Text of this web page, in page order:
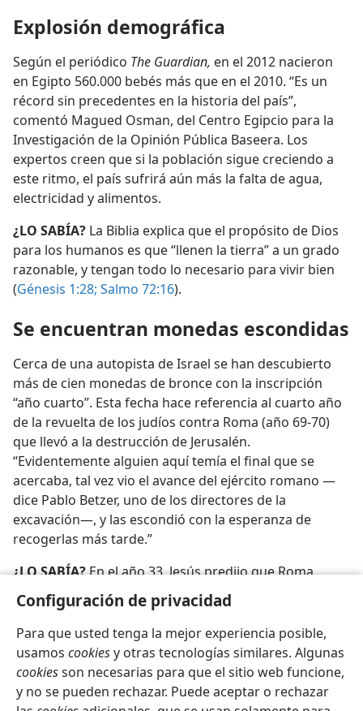
Configuración de privacidad
Para que usted tenga la mejor experiencia posible,
usamos cookiesy otras tecnologías similares. Algunas
cookiesson necesarias para que el sitio web funcione,
y no se pueden rechazar. Puede aceptar o rechazar
Explosión demográfica
Según el periódico The Guardian, en el 2012 nacieron
en Egipto 560.000 bebés más que en el 2010. “Es un
récord sin precedentes en la historia del país”,
comentó Magued Osman, del Centro Egipcio para la
Investigación de la Opinión Pública Baseera. Los
expertos creen que si la población sigue creciendo a
este ritmo, el país sufrirá aún más la falta de agua,
electricidad y alimentos.
¿LO SABÍA? La Biblia explica que el propósito de Dios
para los humanos es que “llenen la tierra” a un grado
razonable, y tengan todo lo necesario para vivir bien
(Génesis 1:28; Salmo 72:16).
Se encuentran monedas escondidas
Cerca de una autopista de Israel se han descubierto
más de cien monedas de bronce con la inscripción
“año cuarto”. Esta fecha hace referencia al cuarto año
de la revuelta de los judíos contra Roma (año 69-70)
que llevó a la destrucción de Jerusalén.
“Evidentemente alguien aquí temía el final que se
acercaba, tal vez vio el avance del ejército romano —
dice Pablo Betzer, uno de los directores de la
excavación—, y las escondió con la esperanza de
recogerlas más tarde.”
¿LO SABÍA?En el año 33, Jesús predijo que Roma
sitiaría Jerusalén y les instó a los cristianos a
abandonar la ciudad y refugiarse en las montañas
Lucas 21:20-24).
Español Compartir Configuración